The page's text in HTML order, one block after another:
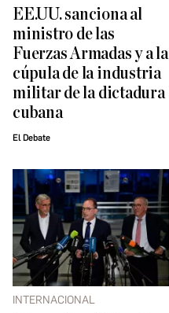
EE.UU. sanciona al
ministro de las
Fuerzas Armadas y a la
cúpula de la industria
militar de la dictadura
cubana
El Debate
INTERNACIONAL